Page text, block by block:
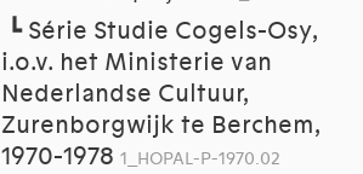
┗ Série Studie Cogels-Osy,
i.o.v. het Ministerie van
Nederlandse Cultuur,
Zurenborgwijk te Berchem,
1970-1978 1_HOPAL-P-1970.02